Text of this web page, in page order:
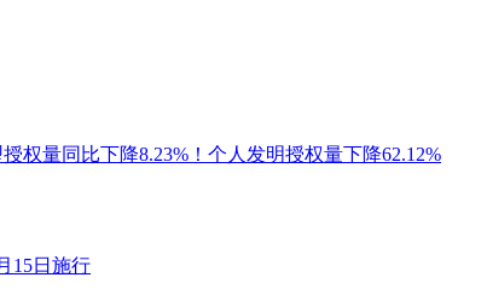
权量同比下降8.23%！个人发明授权量下降62.12%
15日施行